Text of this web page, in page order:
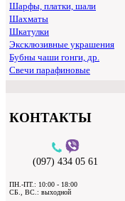
Шарфы, платки, шали
Шахматы
Шкатулки
Эксклюзивные украшения
Бубны чаши гонги, др.
Свечи парафиновые
КОНТАКТЫ
(097) 434 05 61
ПН.-ПТ.: 10:00 - 18:00
СБ., ВС.: выходной